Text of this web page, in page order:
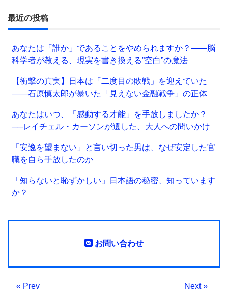
最近の投稿
あなたは「誰か」であることをやめられますか？——脳
科学者が教える、現実を書き換える”空白”の魔法
【衝撃の真実】日本は「二度目の敗戦」を迎えていた
――石原慎太郎が暴いた「見えない金融戦争」の正体
あなたはいつ、「感動する才能」を手放しましたか？
──レイチェル・カーソンが遺した、大人への問いかけ
「安逸を望まない」と言い切った男は、なぜ安定した官
職を自ら手放したのか
「知らないと恥ずかしい」日本語の秘密、知っています
か？
お問い合わせ
« Prev Next »